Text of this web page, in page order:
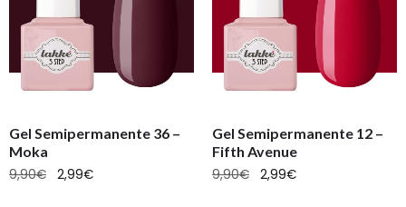
Gel Semipermanente 36 –
Moka
9,90€ 2,99€
Gel Semipermanente 12 –
Fifth Avenue
9,90€ 2,99€